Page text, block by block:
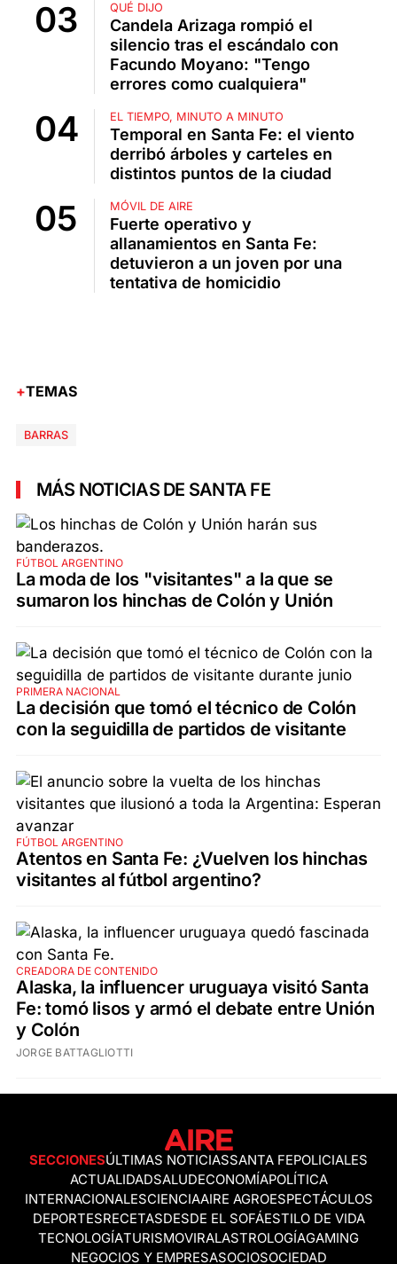
QUÉ DIJO
Candela Arizaga rompió el
silencio tras el escándalo con
Facundo Moyano: "Tengo
errores como cualquiera"
EL TIEMPO, MINUTO A MINUTO
Temporal en Santa Fe: el viento
derribó árboles y carteles en
distintos puntos de la ciudad
MÓVIL DE AIRE
Fuerte operativo y
allanamientos en Santa Fe:
detuvieron a un joven por una
tentativa de homicidio
TEMAS
BARRAS
MÁS NOTICIAS DE SANTA FE
FÚTBOL ARGENTINO
La moda de los "visitantes" a la que se
sumaron los hinchas de Colón y Unión
PRIMERA NACIONAL
La decisión que tomó el técnico de Colón
con la seguidilla de partidos de visitante
FÚTBOL ARGENTINO
Atentos en Santa Fe: ¿Vuelven los hinchas
visitantes al fútbol argentino?
CREADORA DE CONTENIDO
Alaska, la influencer uruguaya visitó Santa
Fe: tomó lisos y armó el debate entre Unión
y Colón
JORGE BATTAGLIOTTI
SECCIONESÚLTIMAS NOTICIASSANTA FEPOLICIALES
ACTUALIDADSALUDECONOMÍAPOLÍTICA
INTERNACIONALESCIENCIAAIRE AGROESPECTÁCULOS
DEPORTESRECETASDESDE EL SOFÁESTILO DE VIDA
TECNOLOGÍATURISMOVIRALASTROLOGÍAGAMING
NEGOCIOS Y EMPRESASOCIOSOCIEDAD